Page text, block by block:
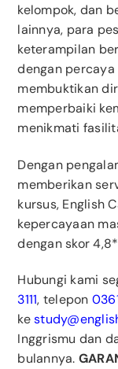
kelompok, dan
lainnya, para
keterampilan
dengan percaya
membuktikan
memperbaiki
menikmati
Dengan
memberikan
kursus, English
kepercayaan
dengan skor
Hubungi kami
3111, telepon
ke
Inggrismu dan
bulannya.